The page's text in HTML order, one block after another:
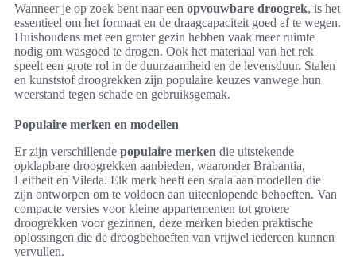
Wanneer je op zoek bent naar een opvouwbare droogrek, is het
essentieel om het formaat en de draagcapaciteit goed af te wegen.
Huishoudens met een groter gezin hebben vaak meer ruimte
nodig om wasgoed te drogen. Ook het materiaal van het rek
speelt een grote rol in de duurzaamheid en de levensduur. Stalen
en kunststof droogrekken zijn populaire keuzes vanwege hun
weerstand tegen schade en gebruiksgemak.
Populaire merken en modellen
Er zijn verschillende populaire merken die uitstekende
opklapbare droogrekken aanbieden, waaronder Brabantia,
Leifheit en Vileda. Elk merk heeft een scala aan modellen die
zijn ontworpen om te voldoen aan uiteenlopende behoeften. Van
compacte versies voor kleine appartementen tot grotere
droogrekken voor gezinnen, deze merken bieden praktische
oplossingen die de droogbehoeften van vrijwel iedereen kunnen
vervullen.